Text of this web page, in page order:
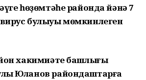
һөҙөмтәһе районда йәнә 7
булыуы мөмкинлеген
хакимиәте башлығы
Юланов райондаштарға